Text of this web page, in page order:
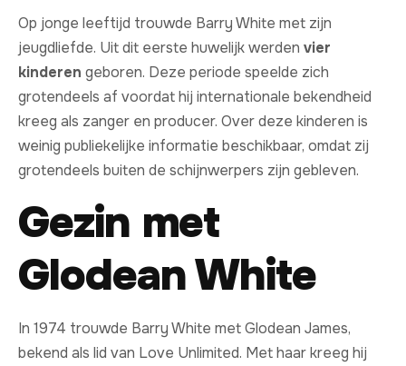
Op jonge leeftijd trouwde Barry White met zijn
jeugdliefde. Uit dit eerste huwelijk werden vier
kinderen geboren. Deze periode speelde zich
grotendeels af voordat hij internationale bekendheid
kreeg als zanger en producer. Over deze kinderen is
weinig publiekelijke informatie beschikbaar, omdat zij
grotendeels buiten de schijnwerpers zijn gebleven.
Gezin met
Glodean White
In 1974 trouwde Barry White met Glodean James,
bekend als lid van Love Unlimited. Met haar kreeg hij